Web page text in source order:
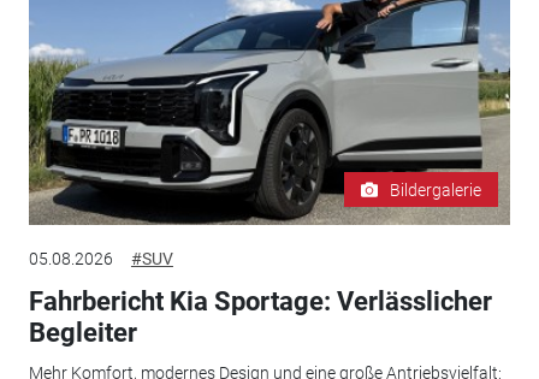
Bildergalerie
05.08.2026 #SUV
Fahrbericht Kia Sportage: Verlässlicher
Begleiter
Mehr Komfort, modernes Design und eine große Antriebsvielfalt: